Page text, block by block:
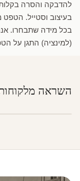
להדבקה והסרה
בעיצוב וסטייל.
בכל מידה שתבחרו.
(למינציה) התגן על
השראה